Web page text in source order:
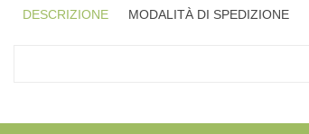
DESCRIZIONE MODALITÀ DI SPEDIZIONE